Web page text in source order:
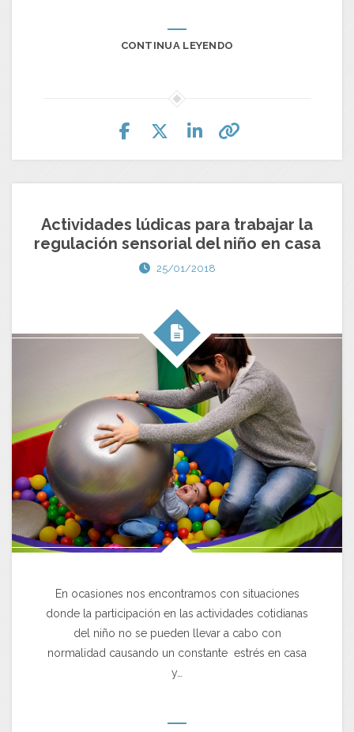
CONTINUA LEYENDO
Actividades lúdicas para trabajar la
regulación sensorial del niño en casa
25/01/2018
En ocasiones nos encontramos con situaciones
donde la participación en las actividades cotidianas
del niño no se pueden llevar a cabo con
normalidad causando un constante estrés en casa
y…